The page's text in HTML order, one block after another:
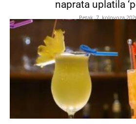
naprata uplatila
Petak, 7. kolovoza